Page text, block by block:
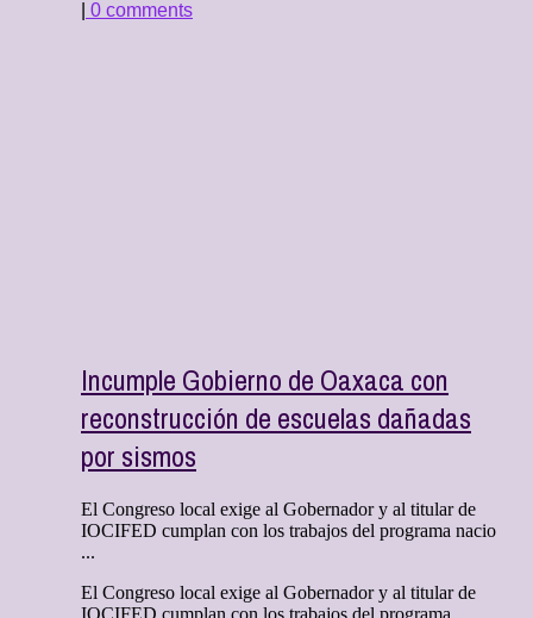
0 comments
Incumple Gobierno de Oaxaca con
reconstrucción de escuelas dañadas
por sismos
El Congreso local exige al Gobernador y al titular de
IOCIFED cumplan con los trabajos del programa nacio
...
El Congreso local exige al Gobernador y al titular de
IOCIFED cumplan con los trabajos del programa